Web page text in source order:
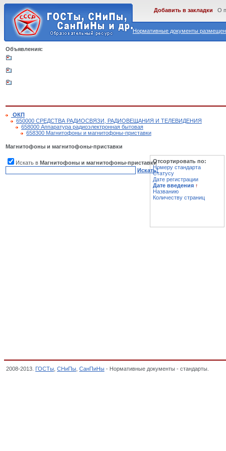
Нормативные документы
Добавить в закладки О
Объявления:
ОКП
650000 СРЕДСТВА РАДИОСВЯЗИ, РАДИОВЕЩАНИЯ И ТЕЛЕВИДЕНИЯ
658000 Аппаратура радиоэлектронная бытовая
658300 Магнитофоны и магнитофоны-приставки
Магнитофоны и магнитофоны-приставки
Искать в Магнитофоны и магнитофоны-приставки
Искать!
Отсортировать по:
Номеру стандарта
Статусу
Дате регистрации
Дате введения ↑
Названию
Количеству страниц
2008-2013. ГОСТы СНиПы СанПиНы - Нормативные документы - стандарты.